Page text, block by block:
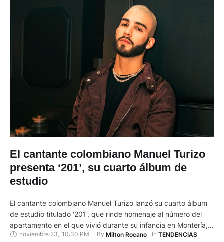
El cantante colombiano Manuel Turizo
presenta ‘201’, su cuarto álbum de
estudio
El cantante colombiano Manuel Turizo lanzó su cuarto álbum
de estudio titulado '201', que rinde homenaje al número del
apartamento en el que vivió durante su infancia en Montería,
norte de Colombia. Este nuevo proyecto, publicado bajo el
noviembre 23, 10:30 PM By Milton Rocano In TENDENCIAS